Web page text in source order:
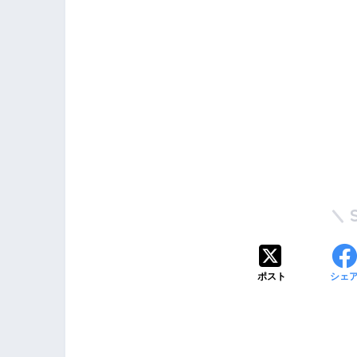
ポスト シェ